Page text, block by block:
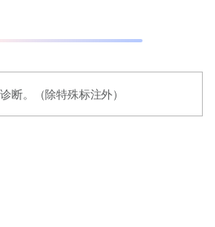
断。（除特殊标注外）